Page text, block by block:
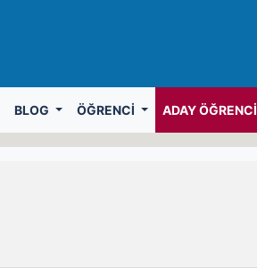
BLOG ÖĞRENCI ADAY ÖĞRENCI